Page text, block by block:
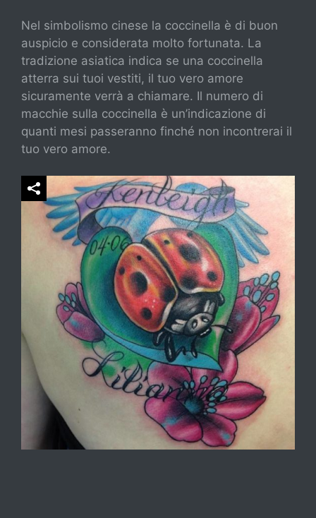
Nel simbolismo cinese la coccinella è di buon
auspicio e considerata molto fortunata. La
tradizione asiatica indica se una coccinella
atterra sui tuoi vestiti, il tuo vero amore
sicuramente verrà a chiamare. Il numero di
macchie sulla coccinella è un’indicazione di
quanti mesi passeranno finché non incontrerai il
tuo vero amore.